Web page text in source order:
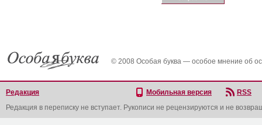
© 2008 Особая буква — особое мнение об
Редакция Мобильная версия
RSS
Редакция в переписку не вступает. Рукописи не рецензируются и не